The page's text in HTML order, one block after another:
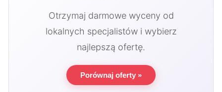
Otrzymaj darmowe wyceny od
lokalnych specjalistów i wybierz
najlepszą ofertę.
Porównaj oferty »